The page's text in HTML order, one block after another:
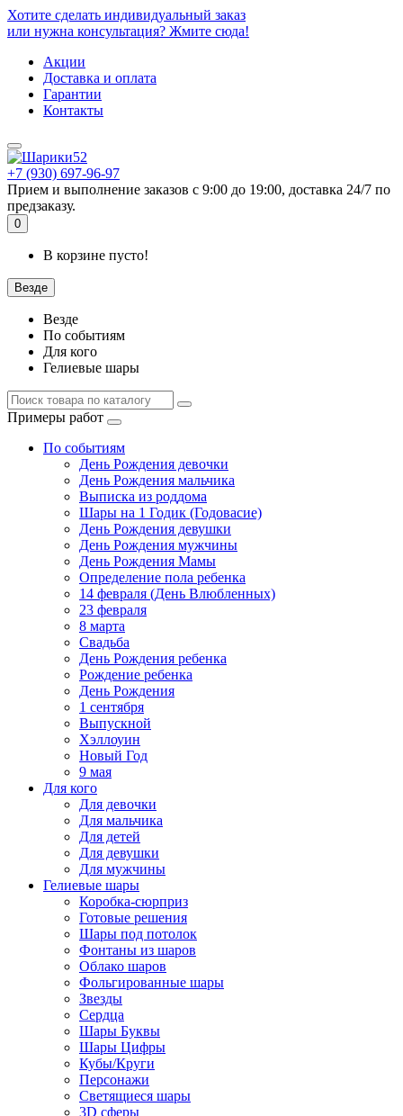
Хотите сделать индивидуальный заказ
или нужна консультация? Жмите сюда!
Акции
Доставка и оплата
Гарантии
Контакты
+7 (930) 697-96-97
Прием и выполнение заказов с 9:00 до 19:00, доставка 24/7 по
предзаказу.
0
В корзине пусто!
Везде
Везде
По событиям
Для кого
Гелиевые шары
Примеры работ
По событиям
День Рождения девочки
День Рождения мальчика
Выписка из роддома
Шары на 1 Годик (Годовасие)
День Рождения девушки
День Рождения мужчины
День Рождения Мамы
Определение пола ребенка
14 февраля (День Влюбленных)
23 февраля
8 марта
Свадьба
День Рождения ребенка
Рождение ребенка
День Рождения
1 сентября
Выпускной
Хэллоуин
Новый Год
9 мая
Для кого
Для девочки
Для мальчика
Для детей
Для девушки
Для мужчины
Гелиевые шары
Коробка-сюрприз
Готовые решения
Шары под потолок
Фонтаны из шаров
Облако шаров
Фольгированные шары
Звезды
Сердца
Шары Буквы
Шары Цифры
Кубы/Круги
Персонажи
Светящиеся шары
3D сферы